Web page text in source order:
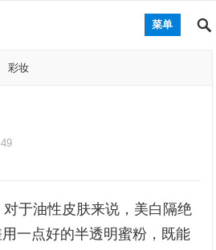
菜单
彩妆
于油性皮肤来说，美白隔绝
一点好的半透明蜜粉，既能